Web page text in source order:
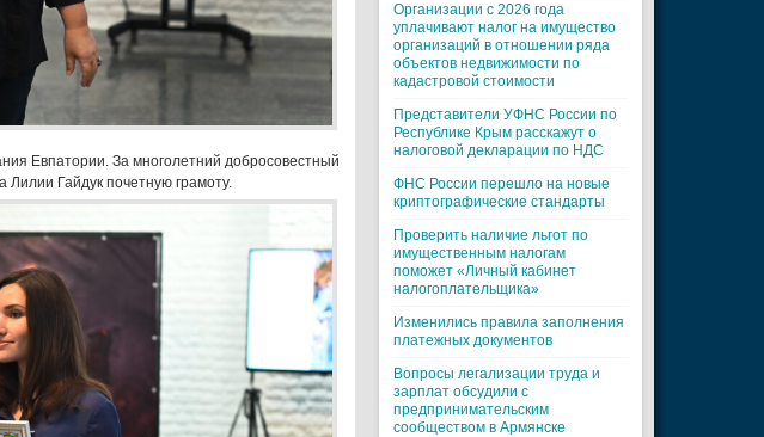
Евпатории. За многолетний добросовестный
Гайдук почетную грамоту.
Организации с 2026 года
уплачивают налог на имущество
организаций в отношении ряда
объектов недвижимости по
кадастровой стоимости
Представители УФНС России по
Республике Крым расскажут о
налоговой декларации по НДС
ФНС России перешло на новые
криптографические стандарты
Проверить наличие льгот по
имущественным налогам
поможет «Личный кабинет
налогоплательщика»
Изменились правила заполнения
платежных документов
Вопросы легализации труда и
зарплат обсудили с
предпринимательским
сообществом в Армянске